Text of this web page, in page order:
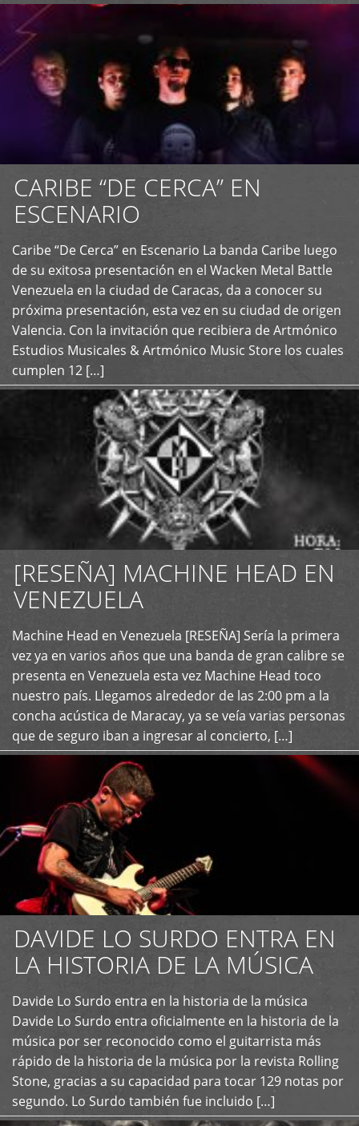
CARIBE “DE CERCA” EN
ESCENARIO
Caribe “De Cerca” en Escenario La banda Caribe luego
de su exitosa presentación en el Wacken Metal Battle
Venezuela en la ciudad de Caracas, da a conocer su
próxima presentación, esta vez en su ciudad de origen
Valencia. Con la invitación que recibiera de Artmónico
Estudios Musicales & Artmónico Music Store los cuales
cumplen 12 […]
+
[RESEÑA] MACHINE HEAD EN
VENEZUELA
Machine Head en Venezuela [RESEÑA] Sería la primera
vez ya en varios años que una banda de gran calibre se
presenta en Venezuela esta vez Machine Head toco
nuestro país. Llegamos alrededor de las 2:00 pm a la
concha acústica de Maracay, ya se veía varias personas
que de seguro iban a ingresar al concierto, […]
+
DAVIDE LO SURDO ENTRA EN
LA HISTORIA DE LA MÚSICA
Davide Lo Surdo entra en la historia de la música
Davide Lo Surdo entra oficialmente en la historia de la
música por ser reconocido como el guitarrista más
rápido de la historia de la música por la revista Rolling
Stone, gracias a su capacidad para tocar 129 notas por
segundo. Lo Surdo también fue incluido […]
+